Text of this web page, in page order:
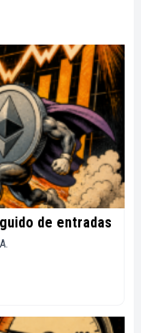
de entradas